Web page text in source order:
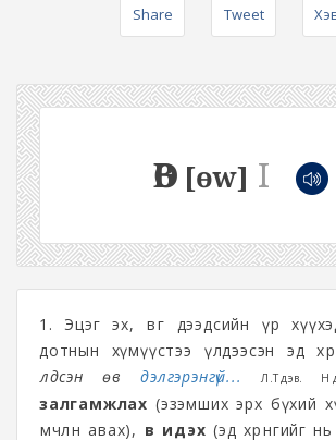
Share Tweet
ӨВ [ɵw] I
1. Эцэг эх, өвөг дээдсийн үр
дотнын хүмүүстээ үлдээсэн эд
үлдсэн өвдэлгэрэнгүй... Л.Түдэв.
залгамжлах (эзэмших эрх бүхий
өмчлөн авах), өв идэх (эд хөрөнгийг